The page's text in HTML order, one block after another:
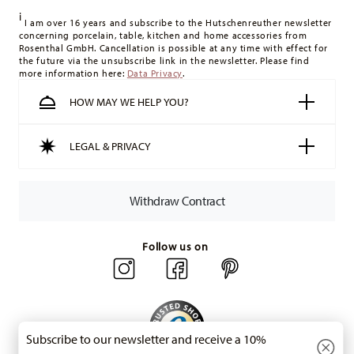
Gift Box
United Kingdom:For deliveries to the United Kingdom, the
minimum order value is £135, and delivery is free of charge.
Switzerland:delivery is free of charge for orders over 49,90
CHF. If the value of your purchase is less than 49,90 CHF,
delivery charges are 36,90 CHF.
as your parcel is dispatched.
Delivery time:3-5 working days for delivery within Germany
i I am over 16 years and subscribe to the Hutschenreuther newsletter
concerning porcelain, table, kitchen and home accessories from
Rosenthal GmbH. Cancellation is possible at any time with effect for
the future via the unsubscribe link in the newsletter. Please find
more information here: Data Privacy.
HOW MAY WE HELP YOU?
LEGAL & PRIVACY
Withdraw Contract
Follow us on
Subscribe to our newsletter and receive a 10%